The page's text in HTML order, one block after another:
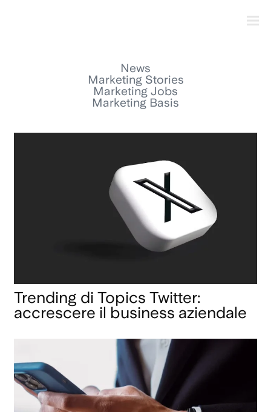
News
Marketing Stories
Marketing Jobs
Marketing Basis
Trending di Topics Twitter:
accrescere il business aziendale